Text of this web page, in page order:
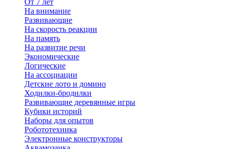
От 7 лет
На внимание
Развивающие
На скорость реакции
На память
На развитие речи
Экономические
Логические
На ассоциации
Детские лото и домино
Ходилки-бродилки
Развивающие деревянные игры
Кубики историй
Наборы для опытов
Робототехника
Электронные конструкторы